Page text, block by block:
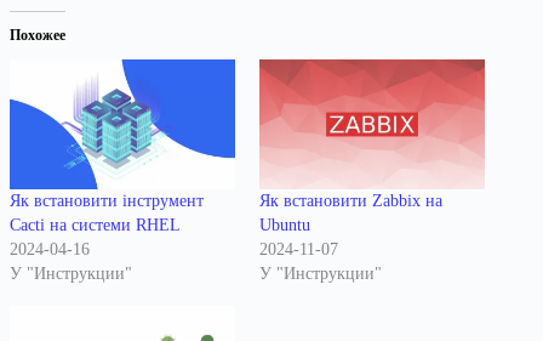
Похожее
Як встановити інструмент
Cacti на системи RHEL
2024-04-16
У "Инструкции"
Як встановити Zabbix на
Ubuntu
2024-11-07
У "Инструкции"